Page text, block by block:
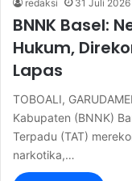
redaksi 31 Juli 2026
BNNK Basel:
Hukum,
Lapas
TOBOALI,
Kabupaten (BNNK)
Terpadu (TAT)
narkotika,…